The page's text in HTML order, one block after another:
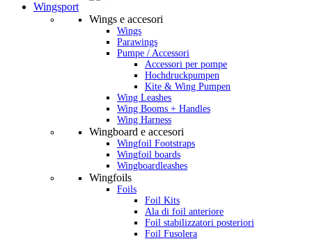
Wingsport
Wings e accesori
Wings
Parawings
Pumpe / Accessori
Accessori per pompe
Hochdruckpumpen
Kite & Wing Pumpen
Wing Leashes
Wing Booms + Handles
Wing Harness
Wingboard e accesori
Wingfoil Footstraps
Wingfoil boards
Wingboardleashes
Wingfoils
Foils
Foil Kits
Ala di foil anteriore
Foil stabilizzatori posteriori
Foil Fusolera